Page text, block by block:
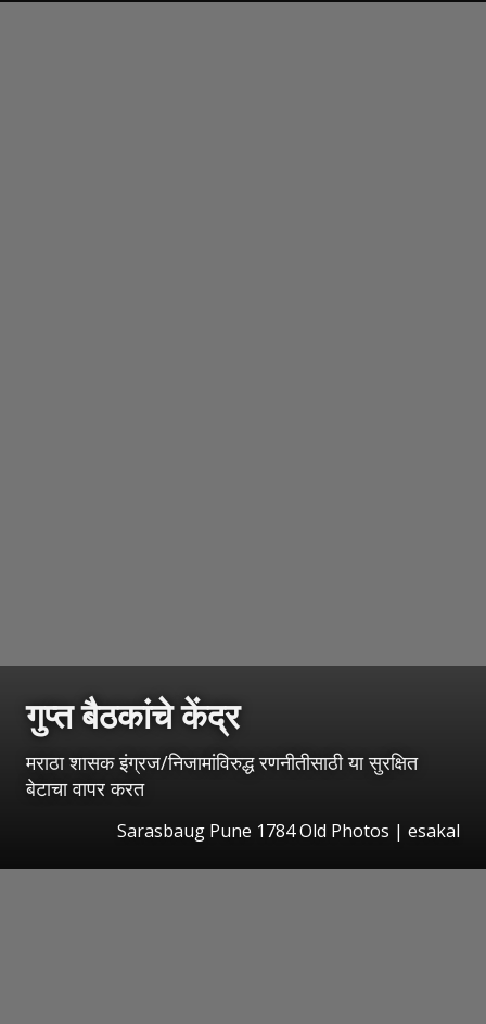
गुप्त बैठकांचे केंद्र
मराठा शासक इंग्रज/निजामांविरुद्ध रणनीतीसाठी या सुरक्षित
बेटाचा वापर करत
Sarasbaug Pune 1784 Old Photos | esakal